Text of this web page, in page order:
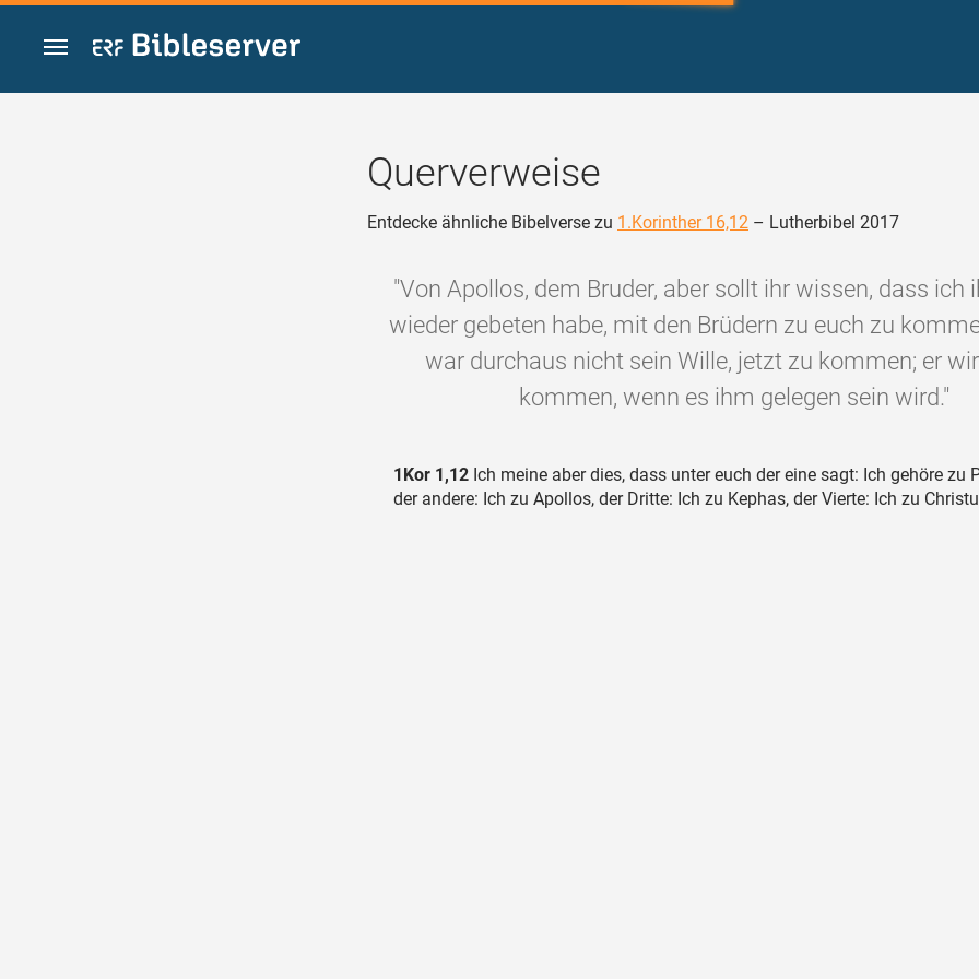
Zum Inhalt springen
Querverweise
Entdecke ähnliche Bibelverse zu 1.Korinther 16,12 – Lutherbibel 2017
"Von Apollos, dem Bruder, aber sollt ihr wissen, dass ich
wieder gebeten habe, mit den Brüdern zu euch zu
war durchaus nicht sein Wille, jetzt zu kommen; er
kommen, wenn es ihm gelegen sein wird."
1Kor 1,12 Ich meine aber dies, dass unter euch der eine sagt: Ich gehöre zu
der andere: Ich zu Apollos, der Dritte: Ich zu Kephas, der Vierte: Ich zu